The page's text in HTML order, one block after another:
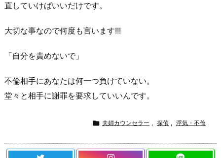
直していけばいいだけです。
大切な事なので何度も言います!!!
「自分を責めないで」
不倫相手にあなたは何一つ負けていない。
堂々と相手に謝罪を要求していいんです。
 夫婦カウンセラー , 探偵 , 浮気・不倫